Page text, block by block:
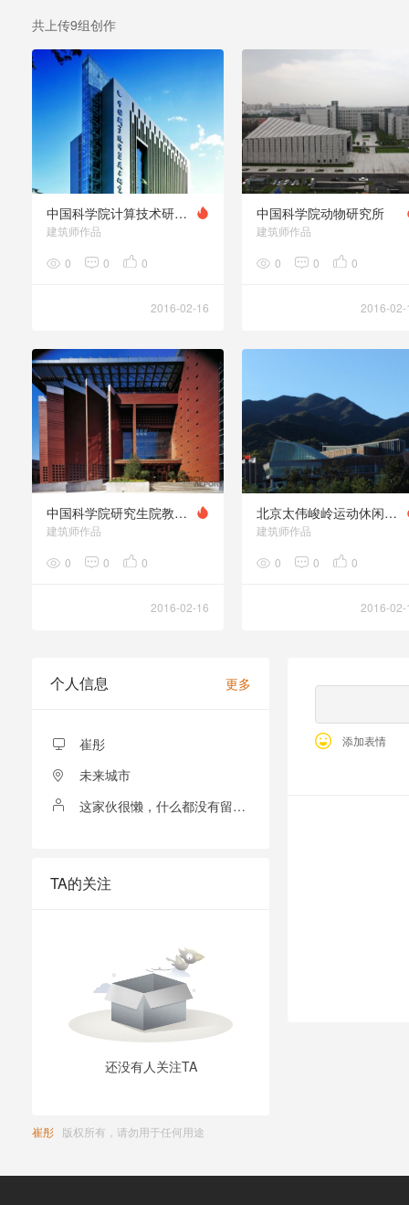
共上传9组创作
中国科学院计算技术研究所科研综合楼
建筑师作品
0 0 0
2016-02-16
中国科学院动物研究所
建筑师作品
0 0 0
2016-
中国科学院研究生院教学楼
建筑师作品
0 0 0
2016-02-16
北京太伟峻岭运动休闲度假村
建筑师作品
0 0 0
2016-
个人信息 更多
崔彤
未来城市
这家伙很懒，什么都没有留下！
TA的关注
还没有人关注TA
崔彤 版权所有，请勿用于任何用途
添加表情